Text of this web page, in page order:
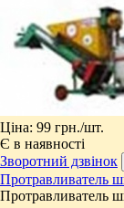
Ціна: 99 грн./шт.
Є в наявності
Зворотний дзвінок
Протравливатель